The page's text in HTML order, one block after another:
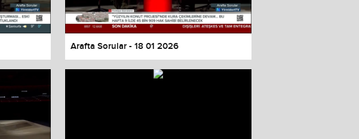
Arafta Sorular - 18 01 2026